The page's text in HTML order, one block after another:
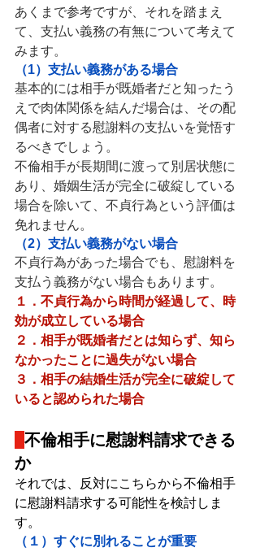
あくまで参考ですが、それを踏まえ
て、支払い義務の有無について考えて
みます。
（1）支払い義務がある場合
基本的には相手が既婚者だと知ったう
えで肉体関係を結んだ場合は、その配
偶者に対する慰謝料の支払いを覚悟す
るべきでしょう。
不倫相手が長期間に渡って別居状態に
あり、婚姻生活が完全に破綻している
場合を除いて、不貞行為という評価は
免れません。
（2）支払い義務がない場合
不貞行為があった場合でも、慰謝料を
支払う義務がない場合もあります。
１．不貞行為から時間が経過して、時
効が成立している場合
２．相手が既婚者だとは知らず、知ら
なかったことに過失がない場合
３．相手の結婚生活が完全に破綻して
いると認められた場合
不倫相手に慰謝料請求できる
か
それでは、反対にこちらから不倫相手
に慰謝料請求する可能性を検討しま
す。
（１）すぐに別れることが重要